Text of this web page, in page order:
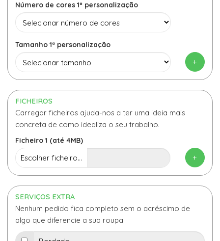
Número de cores 1ª personalização
Tamanho 1ª personalização
+
FICHEIROS
Carregar ficheiros ajuda-nos a ter uma ideia mais
concreta de como idealiza o seu trabalho.
Ficheiro 1 (até 4MB)
Escolher ficheiro... +
SERVIÇOS EXTRA
Nenhum pedido fica completo sem o acréscimo de
algo que diferencie a sua roupa.